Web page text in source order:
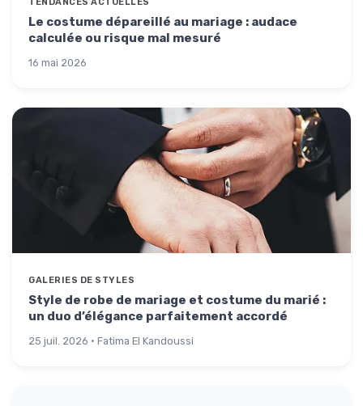
Le costume dépareillé au mariage : audace
calculée ou risque mal mesuré
16 mai 2026
GALERIES DE STYLES
Style de robe de mariage et costume du marié :
un duo d’élégance parfaitement accordé
25 juil. 2026 · Fatima El Kandoussi